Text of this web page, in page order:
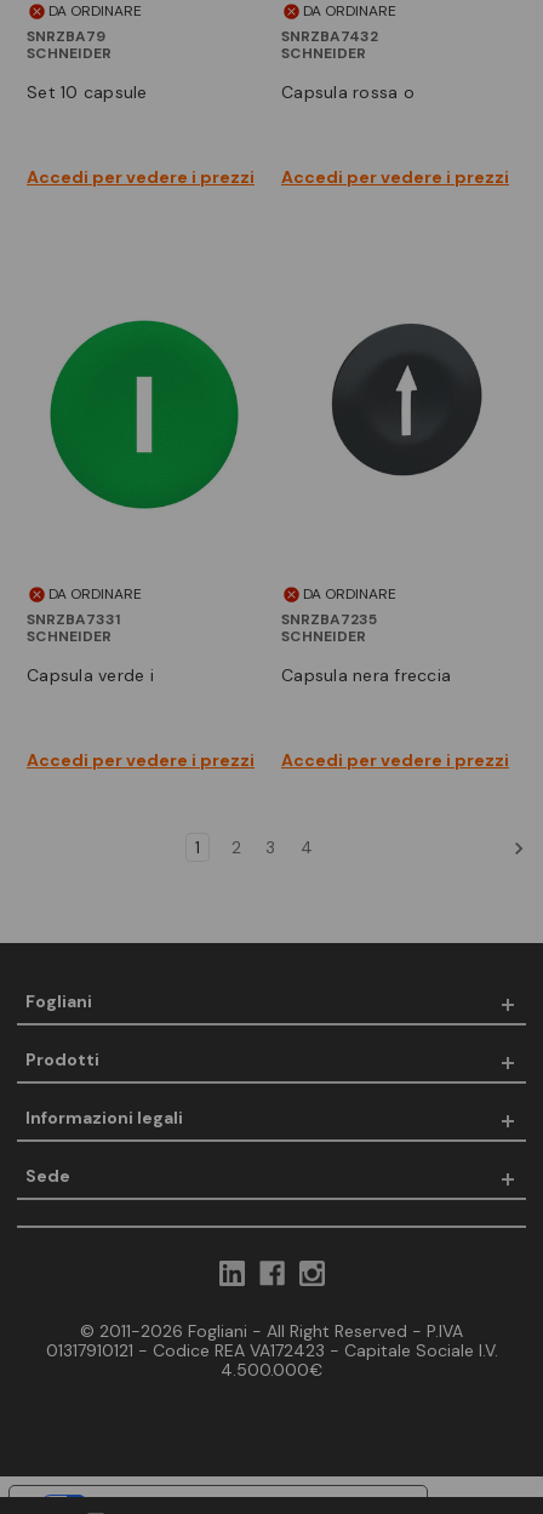
DA ORDINARE
SNRZBA79
SCHNEIDER
set 10 capsule
Accedi per vedere i prezzi
DA ORDINARE
SNRZBA7432
SCHNEIDER
capsula rossa o
Accedi per vedere i prezzi
DA ORDINARE
SNRZBA7331
SCHNEIDER
capsula verde i
Accedi per vedere i prezzi
DA ORDINARE
SNRZBA7235
SCHNEIDER
capsula nera freccia
Accedi per vedere i prezzi
1 2 3 4
Fogliani
Prodotti
Informazioni legali
Sede
© 2011-2026 Fogliani - All Right Reserved - P.IVA
01317910121 - Codice REA VA172423 - Capitale Sociale I.V.
4.500.000€